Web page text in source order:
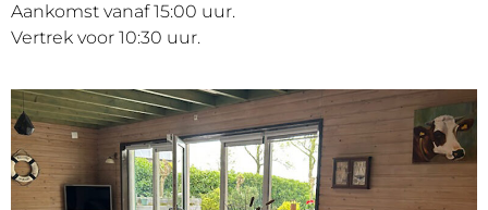
Aankomst vanaf 15:00 uur.
Vertrek voor 10:30 uur.